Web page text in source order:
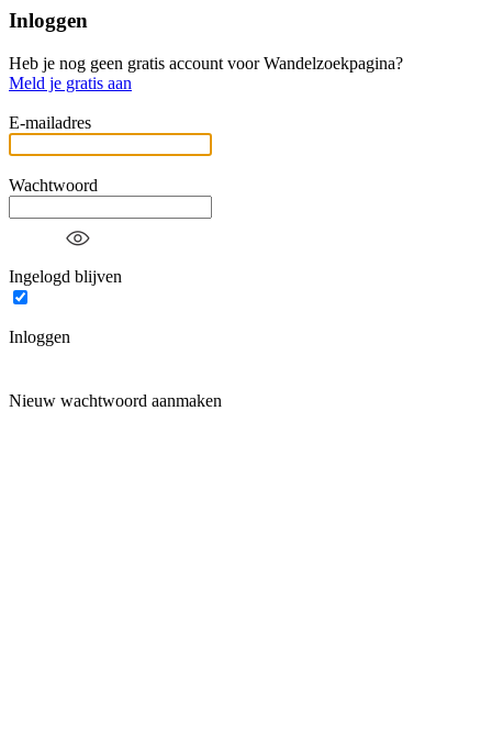
Inloggen
Heb je nog geen gratis account voor Wandelzoekpagina?
Meld je gratis aan
E-mailadres
Wachtwoord
Ingelogd blijven
Inloggen
Nieuw wachtwoord aanmaken